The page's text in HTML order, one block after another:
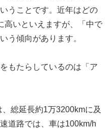
うことです。近年はどの
高いといえますが、「中で
う傾向があります。
もたらしているのは「ア
総延長約1万3200kmに及
道路では、車は100km/h